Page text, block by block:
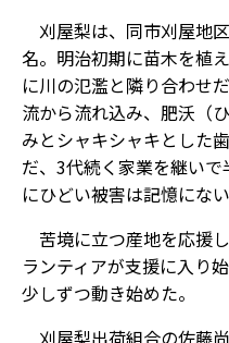
刈屋梨は、同市刈屋地
名。明治初期に苗木を植
に川の氾濫と隣り合わせ
流から流れ込み、肥沃（
みとシャキシャキとした
だ、3代続く家業を継い
にひどい被害は記憶にな
苦境に立つ産地を応援
ランティアが支援に入り
少しずつ動き始めた。
刈屋梨出荷組合の佐藤